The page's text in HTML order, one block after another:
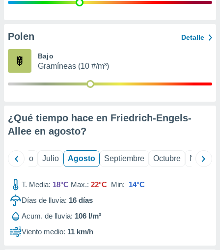
e
publicidad
Polen Detalle
Bajo
Gramíneas (10 #/m³)
¿Qué tiempo hace en Friedrich-Engels-
Allee en agosto?
Junio Julio Agosto Septiembre Octubre
T. Media: 18°C Max.: 22°C Min: 14°C
Días de lluvia: 16 días
Acum. de lluvia: 106 l/m²
Viento medio: 11 km/h